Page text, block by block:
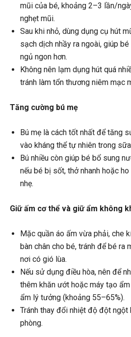
mũi của bé, khoảng 2–3 lần/
nghẹt mũi.
Sau khi nhỏ, dùng dụng cụ hút
sạch dịch nhầy ra ngoài, giúp
ngủ ngon hơn.
Không nên lạm dụng hút quá
tránh làm tổn thương niêm mạc
Tăng cường bú mẹ
Bú mẹ là cách tốt nhất để tăng
vào kháng thể tự nhiên trong
Bú nhiều còn giúp bé bổ sung
nếu bé bị sốt, thở nhanh hoặc
nhẹ.
Giữ ấm cơ thể và giữ ẩm không
Mặc quần áo ấm vừa phải, che
bàn chân cho bé, tránh để bé ra
nơi có gió lùa.
Nếu sử dụng điều hòa, nên để
thêm khăn ướt hoặc máy tạo
ẩm lý tưởng (khoảng 55–65%).
Tránh thay đổi nhiệt độ đột ngột
phòng.